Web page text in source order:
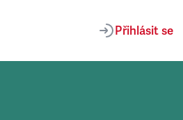
Přihlásit se